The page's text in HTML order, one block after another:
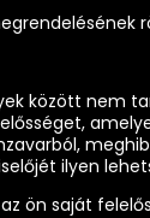
között nem
ilyen
ön saját